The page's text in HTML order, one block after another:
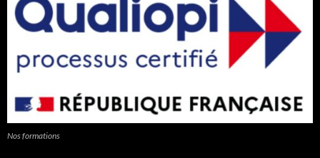
Nos formations